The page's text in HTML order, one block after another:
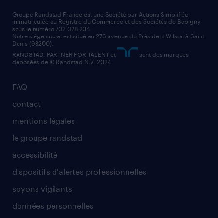
assistant administratif
comptable
nos cabinets de recrutement
FAQ
contact
mentions légales
le groupe randstad
accessibilité
dispositifs d'alertes professionnelles
soyons vigilants
données personnelles
Groupe Randstad France est une Société par Actions Simplifiée
immatriculée au Registre du Commerce et des Sociétés de Bobigny
sous le numéro 702 028 234.
Notre siège social est situé au 276 avenue du Président Wilson à Saint
Denis (93200).
RANDSTAD, PARTNER FOR TALENT et
sont des marques
déposées de © Randstad N.V. 2024.